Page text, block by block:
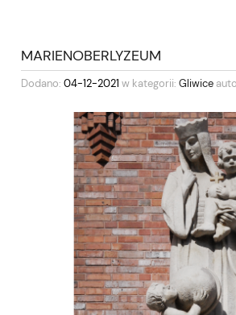
MARIENOBERLYZEUM
Dodano: 04-12-2021 w kategorii: Gliwice